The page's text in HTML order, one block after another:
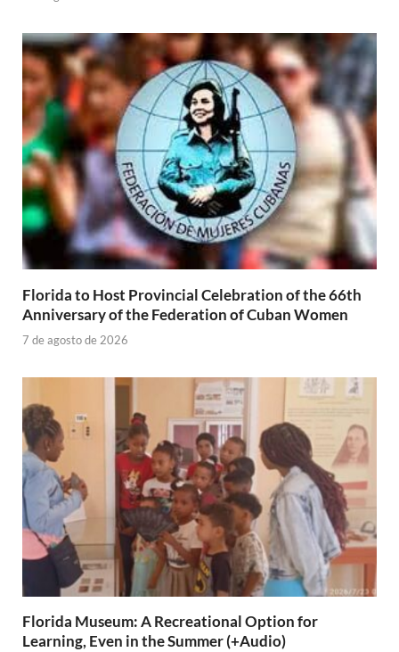
Florida to Host Provincial Celebration of the 66th
Anniversary of the Federation of Cuban Women
7 de agosto de 2026
Florida Museum: A Recreational Option for
Learning, Even in the Summer (+Audio)